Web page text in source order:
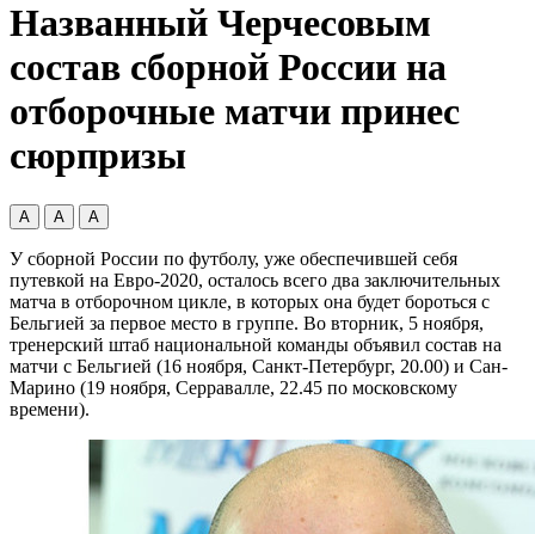
Названный Черчесовым
состав сборной России на
отборочные матчи принес
сюрпризы
А А А
У сборной России по футболу, уже обеспечившей себя
путевкой на Евро-2020, осталось всего два заключительных
матча в отборочном цикле, в которых она будет бороться с
Бельгией за первое место в группе. Во вторник, 5 ноября,
тренерский штаб национальной команды объявил состав на
матчи с Бельгией (16 ноября, Санкт-Петербург, 20.00) и Сан-
Марино (19 ноября, Серравалле, 22.45 по московскому
времени).